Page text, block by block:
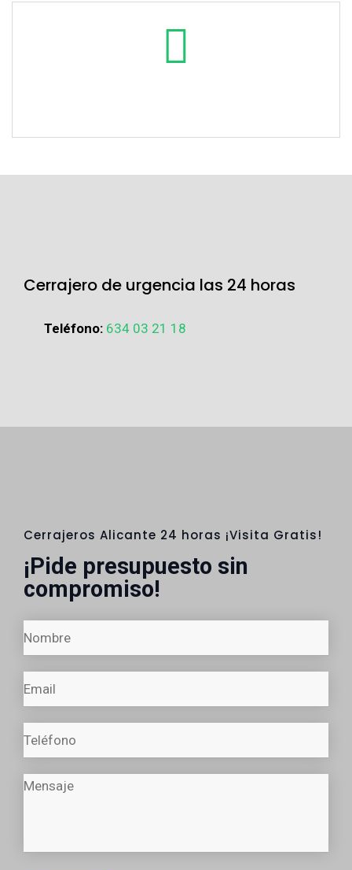
Cerrajero de urgencia las 24 horas
Teléfono: 634 03 21 18
Cerrajeros Alicante 24 horas ¡Visita Gratis!
¡Pide presupuesto sin
compromiso!